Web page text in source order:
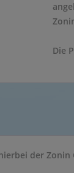
Die
der